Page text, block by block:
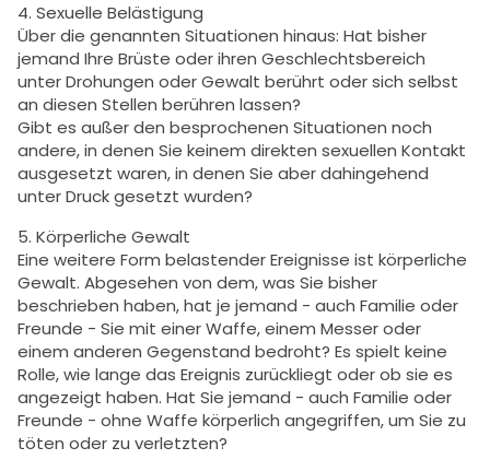
4. Sexuelle Belästigung
Über die genannten Situationen hinaus: Hat bisher
jemand Ihre Brüste oder ihren Geschlechtsbereich
unter Drohungen oder Gewalt berührt oder sich selbst
an diesen Stellen berühren lassen?
Gibt es außer den besprochenen Situationen noch
andere, in denen Sie keinem direkten sexuellen Kontakt
ausgesetzt waren, in denen Sie aber dahingehend
unter Druck gesetzt wurden?
5. Körperliche Gewalt
Eine weitere Form belastender Ereignisse ist körperliche
Gewalt. Abgesehen von dem, was Sie bisher
beschrieben haben, hat je jemand - auch Familie oder
Freunde - Sie mit einer Waffe, einem Messer oder
einem anderen Gegenstand bedroht? Es spielt keine
Rolle, wie lange das Ereignis zurückliegt oder ob sie es
angezeigt haben. Hat Sie jemand - auch Familie oder
Freunde - ohne Waffe körperlich angegriffen, um Sie zu
töten oder zu verletzten?